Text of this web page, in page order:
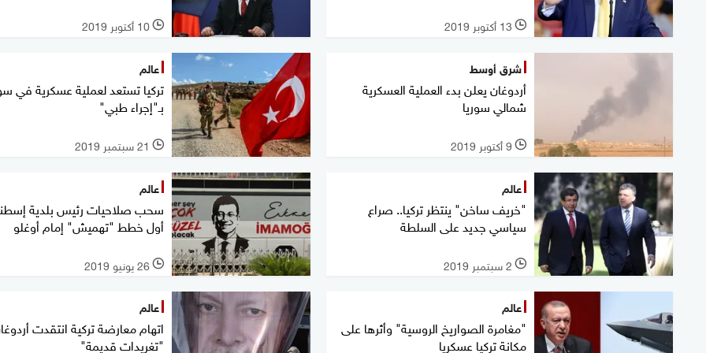
l 13 أكتوبر 2019 l 10 أكتوبر 2019
شرق أوسط
أردوغان يعلن بدء العملية العسكرية
شمالي سوريا
l 9 أكتوبر 2019
عالم
تركيا تستعد لعملية عسكرية في
بـ"إجراء طبي"
l 21 سبتمبر 2019
عالم
"خريف ساخن" ينتظر تركيا.. صراع
سياسي جديد على السلطة
l 2 سبتمبر 2019
عالم
سحب صلاحيات رئيس بلدية
أول خطط "تهميش" إمام أوغلو
l 26 يونيو 2019
عالم
"مغامرة الصواريخ الروسية" وأثرها على
مكانة تركيا عسكريا
عالم
اتهام معارضة تركية انتقدت
"تغريدات قديمة"